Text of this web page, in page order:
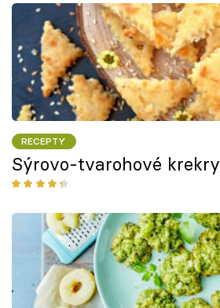
RECEPTY
Sýrovo-tvarohové krekry